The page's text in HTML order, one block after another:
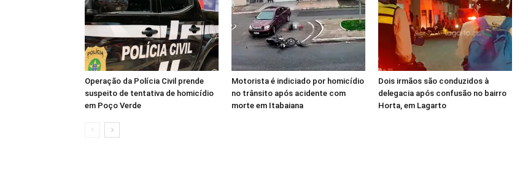
Operação da Polícia Civil prende
suspeito de tentativa de homicídio
em Poço Verde
Motorista é indiciado por homicídio
no trânsito após acidente com
morte em Itabaiana
Dois irmãos são conduzidos à
delegacia após confusão no bairro
Horta, em Lagarto